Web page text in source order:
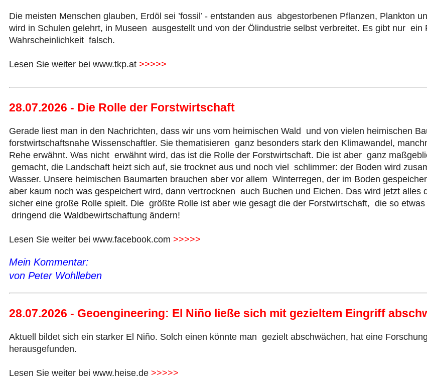
Die meisten Menschen glauben, Erdöl sei ’fossil’ - entstanden aus abgestorbenen Pflanzen, Plankton
wird in Schulen gelehrt, in Museen ausgestellt und von der Ölindustrie selbst verbreitet. Es gibt nur
Wahrscheinlichkeit falsch.
Lesen Sie weiter bei www.tkp.at >>>>>
28.07.2026 - Die Rolle der Forstwirtschaft
Gerade liest man in den Nachrichten, dass wir uns vom heimischen Wald und von vielen heimischen
forstwirtschaftsnahe Wissenschaftler. Sie thematisieren ganz besonders stark den Klimawandel,
Rehe erwähnt. Was nicht erwähnt wird, das ist die Rolle der Forstwirtschaft. Die ist aber ganz
gemacht, die Landschaft heizt sich auf, sie trocknet aus und noch viel schlimmer: der Boden wird
Wasser. Unsere heimischen Baumarten brauchen aber vor allem Winterregen, der im Boden
aber kaum noch was gespeichert wird, dann vertrocknen auch Buchen und Eichen. Das wird jetzt
sicher eine große Rolle spielt. Die größte Rolle ist aber wie gesagt die der Forstwirtschaft, die so
dringend die Waldbewirtschaftung ändern!
Lesen Sie weiter bei www.facebook.com >>>>>
Mein Kommentar:
von Peter Wohlleben
28.07.2026 - Geoengineering: El Niño ließe sich mit gezieltem Eingriff
Aktuell bildet sich ein starker El Niño. Solch einen könnte man gezielt abschwächen, hat eine
herausgefunden.
Lesen Sie weiter bei www.heise.de >>>>>